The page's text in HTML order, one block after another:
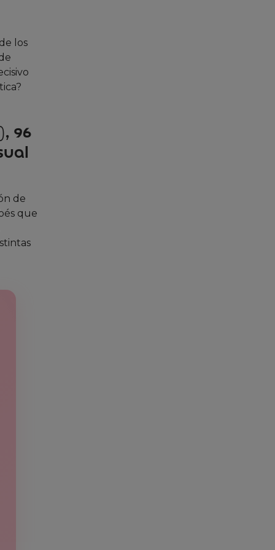
los
96
de
que